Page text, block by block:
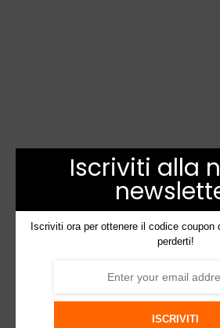
Iscriviti alla
Iscriviti ora per ottenere il codice coupon
perderti!
ISCRIVITI